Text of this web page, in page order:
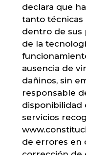
declara que
tanto técnicas
dentro de sus
de la
ausencia de
dañinos, sin
responsable
disponibilidad
servicios
de errores en